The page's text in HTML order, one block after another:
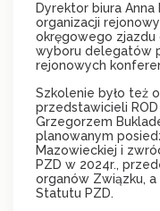
Dyrektor biura
organizacji
okręgowego zjazdu
wyboru delegatów
rejonowych
Szkolenie było też
przedstawicieli
Grzegorzem
planowanym
Mazowieckiej i
PZD w 2024r.,
organów Związku,
Statutu PZD.